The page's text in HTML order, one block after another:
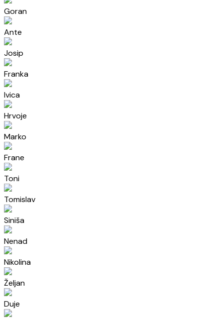
Goran
Ante
Josip
Franka
Ivica
Hrvoje
Marko
Frane
Toni
Tomislav
Siniša
Nenad
Nikolina
Željan
Duje